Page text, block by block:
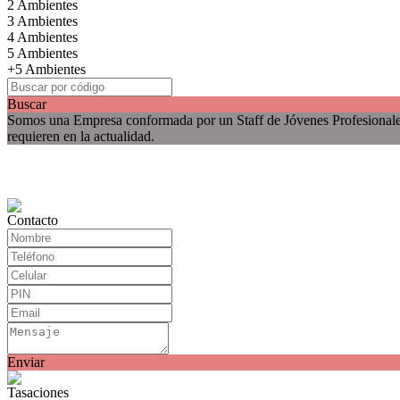
2 Ambientes
3 Ambientes
4 Ambientes
5 Ambientes
+5 Ambientes
Buscar
Somos una Empresa conformada por un Staff de Jóvenes
requieren en la actualidad.
Contacto
Enviar
Tasaciones